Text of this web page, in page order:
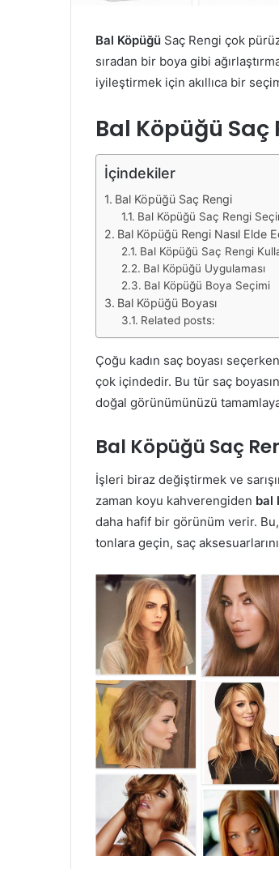
Bal Köpüğü Saç Rengi çok
sıradan bir boya gibi
iyileştirmek için akıllıca bir
Bal Köpüğü Saç
İçindekiler
Bal Köpüğü Saç Rengi
Bal Köpüğü Saç Rengi
Bal Köpüğü Rengi Nasıl Elde
Bal Köpüğü Saç Rengi
Bal Köpüğü Uygulaması
Bal Köpüğü Boya Seçimi
Bal Köpüğü Boyası
Related posts:
Çoğu kadın saç boyası
çok içindedir. Bu tür saç
doğal görünümünüzü
Bal Köpüğü Saç
İşleri biraz değiştirmek ve
zaman koyu kahverengiden bal
daha hafif bir görünüm verir.
tonlara geçin, saç